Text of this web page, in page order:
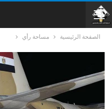
الصفحة الرئيسية مساحة رأي